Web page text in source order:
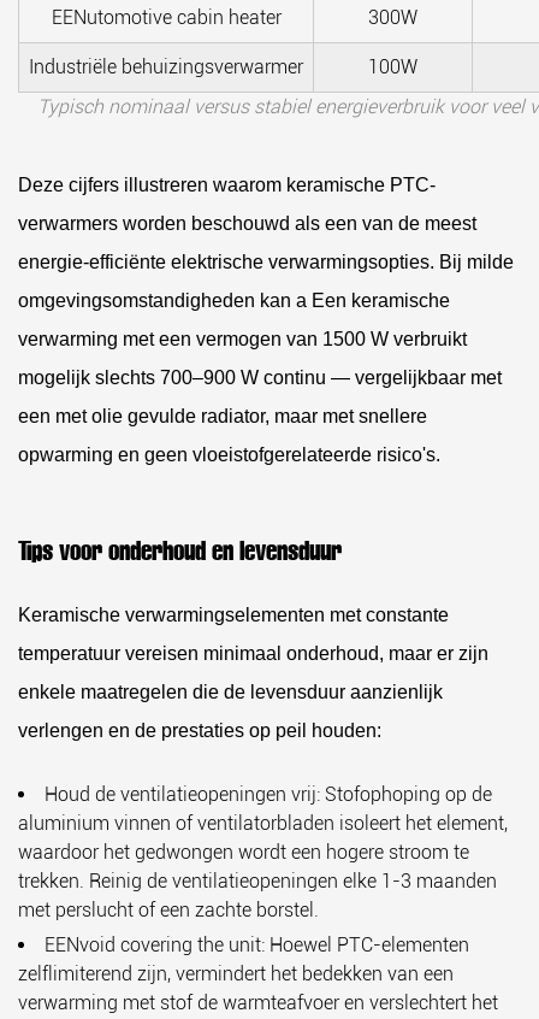
Typisch nominaal versus stabiel energieverbruik voor
EENutomotive cabin heater 300W
Industriële behuizingsverwarmer 100W
Deze cijfers illustreren waarom keramische PTC-
verwarmers worden beschouwd als een van de meest
energie-efficiënte elektrische verwarmingsopties. Bij milde
omgevingsomstandigheden kan a Een keramische
verwarming met een vermogen van 1500 W verbruikt
mogelijk slechts 700–900 W continu — vergelijkbaar met
een met olie gevulde radiator, maar met snellere
opwarming en geen vloeistofgerelateerde risico's.
Tips voor onderhoud en levensduur
Keramische verwarmingselementen met constante
temperatuur vereisen minimaal onderhoud, maar er zijn
enkele maatregelen die de levensduur aanzienlijk
verlengen en de prestaties op peil houden:
Houd de ventilatieopeningen vrij: Stofophoping op de
aluminium vinnen of ventilatorbladen isoleert het element,
waardoor het gedwongen wordt een hogere stroom te
trekken. Reinig de ventilatieopeningen elke 1-3 maanden
met perslucht of een zachte borstel.
EENvoid covering the unit: Hoewel PTC-elementen
zelflimiterend zijn, vermindert het bedekken van een
verwarming met stof de warmteafvoer en verslechtert het